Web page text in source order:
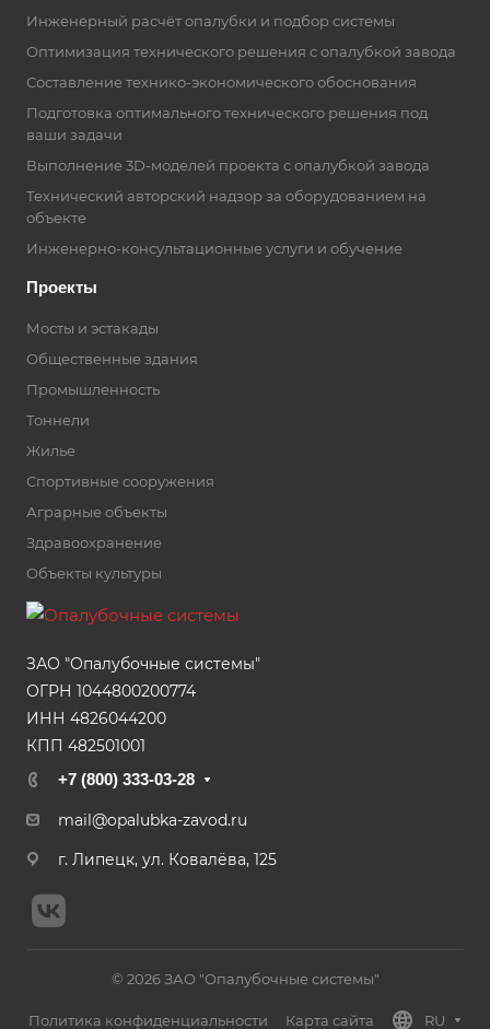
Инженерный расчёт опалубки и подбор системы
Оптимизация технического решения с опалубкой завода
Составление технико-экономического обоснования
Подготовка оптимального технического решения под
ваши задачи
Выполнение 3D-моделей проекта с опалубкой завода
Технический авторский надзор за оборудованием на
объекте
Инженерно-консультационные услуги и обучение
Проекты
Мосты и эстакады
Общественные здания
Промышленность
Тоннели
Жилье
Спортивные сооружения
Аграрные объекты
Здравоохранение
Объекты культуры
ЗАО "Опалубочные системы"
ОГРН 1044800200774
ИНН 4826044200
КПП 482501001
+7 (800) 333-03-28
mail@opalubka-zavod.ru
г. Липецк, ул. Ковалёва, 125
© 2026 ЗАО "Опалубочные системы"
Политика конфиденциальности Карта сайта RU